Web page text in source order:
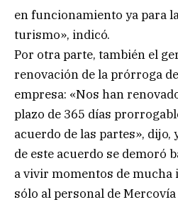
en funcionamiento ya para
turismo», indicó.
Por otra parte, también el
renovación de la prórroga
empresa: «Nos han
plazo de 365 días
acuerdo de las partes», dijo,
de este acuerdo se demoró
a vivir momentos de
sólo al personal de